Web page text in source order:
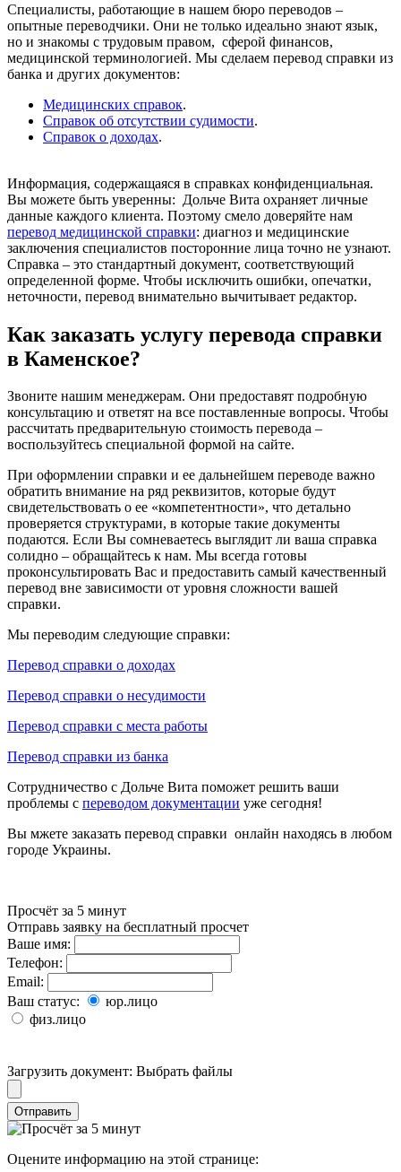
Специалисты, работающие в нашем бюро переводов –
опытные переводчики. Они не только идеально знают язык,
но и знакомы с трудовым правом, сферой финансов,
медицинской терминологией. Мы сделаем перевод справки из
банка и других документов:
Медицинских справок.
Справок об отсутствии судимости.
Справок о доходах.
Информация, содержащаяся в справках конфиденциальная.
Вы можете быть уверенны: Дольче Вита охраняет личные
данные каждого клиента. Поэтому смело доверяйте нам
перевод медицинской справки: диагноз и медицинские
заключения специалистов посторонние лица точно не узнают.
Справка – это стандартный документ, соответствующий
определенной форме. Чтобы исключить ошибки, опечатки,
неточности, перевод внимательно вычитывает редактор.
Как заказать услугу перевода справки
в Каменское?
Звоните нашим менеджерам. Они предоставят подробную
консультацию и ответят на все поставленные вопросы. Чтобы
рассчитать предварительную стоимость перевода –
воспользуйтесь специальной формой на сайте.
При оформлении справки и ее дальнейшем переводе важно
обратить внимание на ряд реквизитов, которые будут
свидетельствовать о ее «компетентности», что детально
проверяется структурами, в которые такие документы
подаются. Если Вы сомневаетесь выглядит ли ваша справка
солидно – обращайтесь к нам. Мы всегда готовы
проконсультировать Вас и предоставить самый качественный
перевод вне зависимости от уровня сложности вашей
справки.
Мы переводим следующие справки:
Перевод справки о доходах
Перевод справки о несудимости
Перевод справки с места работы
Перевод справки из банка
Сотрудничество с Дольче Вита поможет решить ваши
проблемы с переводом документации уже сегодня!
Вы мжете заказать перевод справки онлайн находясь в любом
городе Украины.
Просчёт за 5 минут
Отправь заявку на бесплатный просчет
Ваше имя:
Телефон:
Email:
Ваш статус:
юр.лицо
физ.лицо
Загрузить документ: Выбрать файлы
Отправить
Оцените информацию на этой странице: